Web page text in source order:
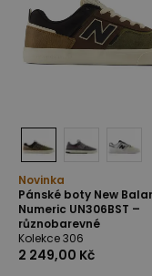
Novinka
Pánské boty New
Numeric UN306BST –
různobarevné
Kolekce 306
2 249,00 Kč